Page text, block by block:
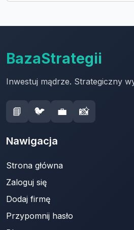
BazaStrategii
Inwestuj mądrze. Strategiczny
📘 🐦 💼 📸
Nawigacja
Strona główna
Zaloguj się
Dodaj firmę
Przypomnij hasło